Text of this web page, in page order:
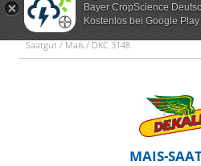
Bayer CropScience
Kostenlos bei Google Play
Saatgut / Mais / DKC 3148
MAIS-